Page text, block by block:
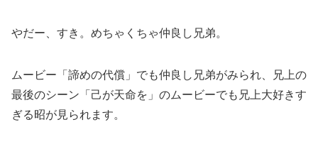
やだー、すき。めちゃくちゃ仲良し兄弟。
ムービー「諦めの代償」でも仲良し兄弟がみられ、兄上の
最後のシーン「己が天命を」のムービーでも兄上大好きす
ぎる昭が見られます。